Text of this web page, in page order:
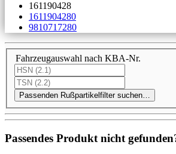
161190428
1611904280
9810717280
Fahrzeugauswahl nach KBA-Nr.
Passenden Rußpartikelfilter suchen…
Passendes Produkt nicht